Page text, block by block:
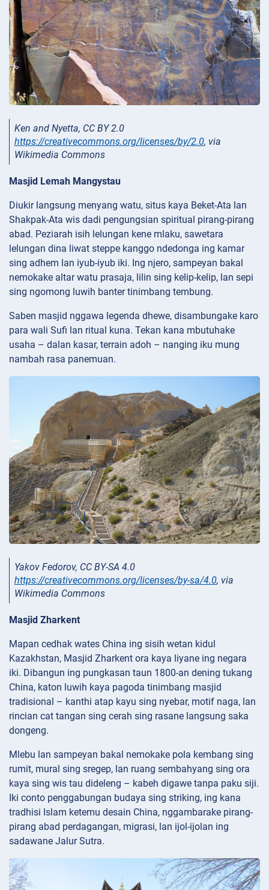
Ken and Nyetta, CC BY 2.0
https://creativecommons.org/licenses/by/2.0, via
Wikimedia Commons
Masjid Lemah Mangystau
Diukir langsung menyang watu, situs kaya Beket-Ata lan
Shakpak-Ata wis dadi pengungsian spiritual pirang-pirang
abad. Peziarah isih lelungan kene mlaku, sawetara
lelungan dina liwat steppe kanggo ndedonga ing kamar
sing adhem lan iyub-iyub iki. Ing njero, sampeyan bakal
nemokake altar watu prasaja, lilin sing kelip-kelip, lan sepi
sing ngomong luwih banter tinimbang tembung.
Saben masjid nggawa legenda dhewe, disambungake karo
para wali Sufi lan ritual kuna. Tekan kana mbutuhake
usaha – dalan kasar, terrain adoh – nanging iku mung
nambah rasa panemuan.
Yakov Fedorov, CC BY-SA 4.0
https://creativecommons.org/licenses/by-sa/4.0, via
Wikimedia Commons
Masjid Zharkent
Mapan cedhak wates China ing sisih wetan kidul
Kazakhstan, Masjid Zharkent ora kaya liyane ing negara
iki. Dibangun ing pungkasan taun 1800-an dening tukang
China, katon luwih kaya pagoda tinimbang masjid
tradisional – kanthi atap kayu sing nyebar, motif naga, lan
rincian cat tangan sing cerah sing rasane langsung saka
dongeng.
Mlebu lan sampeyan bakal nemokake pola kembang sing
rumit, mural sing sregep, lan ruang sembahyang sing ora
kaya sing wis tau dideleng – kabeh digawe tanpa paku siji.
Iki conto penggabungan budaya sing striking, ing kana
tradhisi Islam ketemu desain China, nggambarake pirang-
pirang abad perdagangan, migrasi, lan ijol-ijolan ing
sadawane Jalur Sutra.